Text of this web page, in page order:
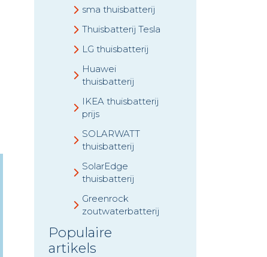
sma thuisbatterij
Thuisbatterij Tesla
LG thuisbatterij
Huawei
thuisbatterij
IKEA thuisbatterij
prijs
SOLARWATT
thuisbatterij
SolarEdge
thuisbatterij
Greenrock
zoutwaterbatterij
Populaire
artikels